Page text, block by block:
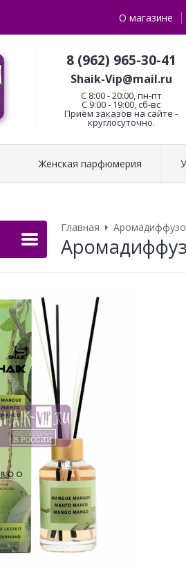
О магазине
8 (962) 965-30-41
Shaik-Vip@mail.ru
C 8:00 - 20:00, пн-пт
С 9:00 - 19:00, сб-вс
Приём заказов на сайте -
круглосуточно.
Женская парфюмерия
Главная